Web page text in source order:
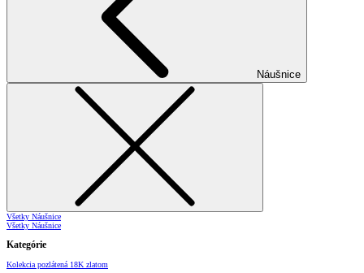
Náušnice
Všetky Náušnice
Všetky Náušnice
Kategórie
Kolekcia pozlátená 18K zlatom